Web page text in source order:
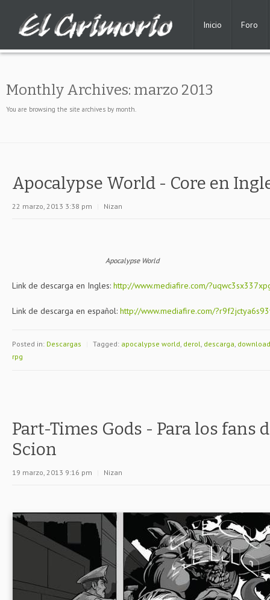
Inicio Foro
Monthly Archives: marzo 2013
You are browsing the site archives by month.
Apocalypse World - Core en
22 marzo, 2013 3:38 pm Nizan
Apocalypse World
Link de descarga en Ingles: http://www.mediafire.com/
Link de descarga en español: http://www.mediafire.com/
Posted in: Descargas Tagged: apocalypse world, derol, descarga, download
rpg
Part-Times Gods - Para los fans
Scion
19 marzo, 2013 9:16 pm Nizan